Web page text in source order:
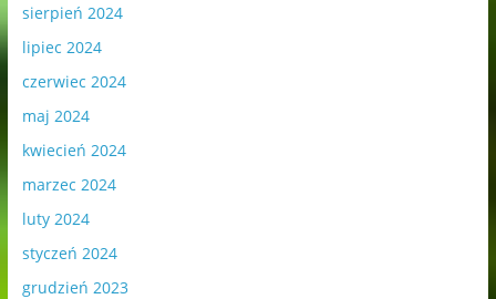
sierpień 2024
lipiec 2024
czerwiec 2024
maj 2024
kwiecień 2024
marzec 2024
luty 2024
styczeń 2024
grudzień 2023